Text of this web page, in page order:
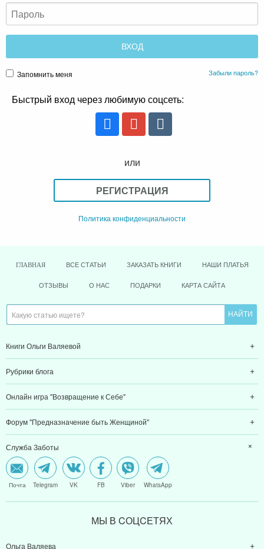
Запомнить меня Забыли пароль?
Быстрый вход через любимую соцсеть:
или
РЕГИСТРАЦИЯ
Политика конфиденциальности
ГЛАВНАЯ ВСЕ СТАТЬИ ЗАКАЗАТЬ КНИГИ НАШИ ПЛАТЬЯ
ОТЗЫВЫ О НАС ПОДАРКИ КАРТА САЙТА
Книги Ольги Валяевой
Рубрики блога
Онлайн игра "Возвращение к Себе"
Форум "Предназначение быть Женщиной"
Служба Заботы
Почта Telegram VK FB Viber WhatsApp
МЫ В CОЦCЕТЯХ
Ольга Валяева